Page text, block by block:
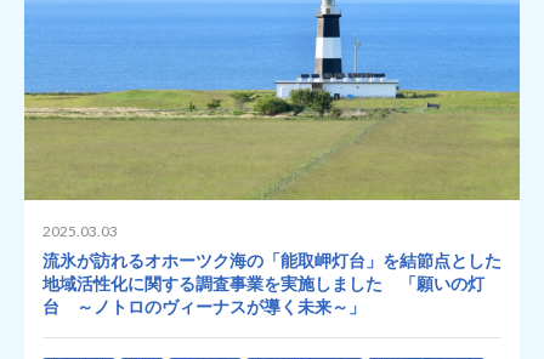
2025.03.03
流氷が訪れるオホーツク海の「能取岬灯台」を結節点とした
地域活性化に関する調査事業を実施しました 「願いの灯
台 ～ノトロのヴィーナスが導く未来～」